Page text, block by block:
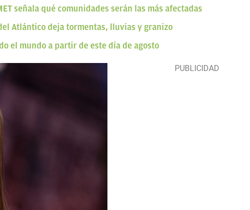
señala qué comunidades serán las más afectadas
Atlántico deja tormentas, lluvias y granizo
el mundo a partir de este día de agosto